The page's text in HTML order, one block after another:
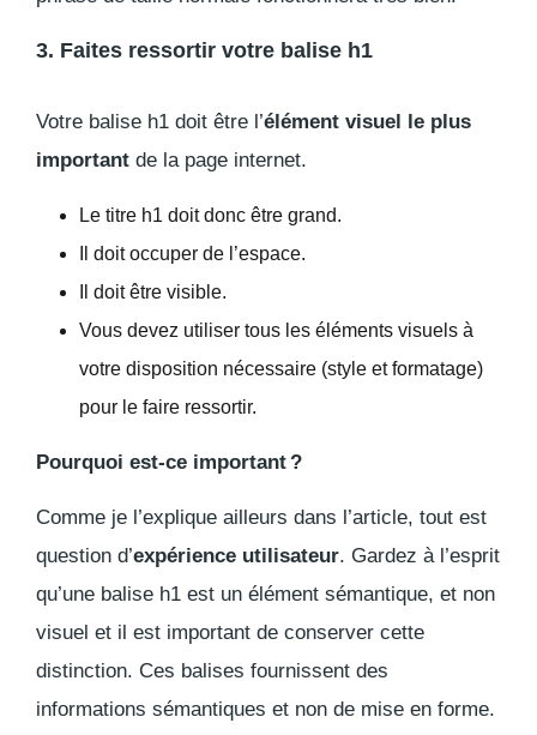
3. Faites ressortir votre balise h1
Votre balise h1 doit être l’élément visuel le plus
important de la page internet.
Le titre h1 doit donc être grand.
Il doit occuper de l’espace.
Il doit être visible.
Vous devez utiliser tous les éléments visuels à
votre disposition nécessaire (style et formatage)
pour le faire ressortir.
Pourquoi est-ce important ?
Comme je l’explique ailleurs dans l’article, tout est
question d’expérience utilisateur. Gardez à l’esprit
qu’une balise h1 est un élément sémantique, et non
visuel et il est important de conserver cette
distinction. Ces balises fournissent des
informations sémantiques et non de mise en forme.